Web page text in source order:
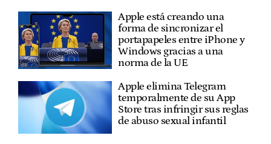
Apple está creando una
forma de sincronizar el
portapapeles entre iPhone y
Windows gracias a una
norma de la UE
Apple elimina Telegram
temporalmente de su App
Store tras infringir sus reglas
de abuso sexual infantil